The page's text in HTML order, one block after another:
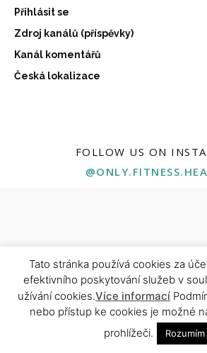
Přihlásit se
Zdroj kanálů (příspěvky)
Kanál komentářů
Česká lokalizace
FOLLOW US ON
ABOUT US
Naše stránka je tu pro všechny, kteří
zdraví, kondici a životní energii na
ověřené tréninkové plány, výživové tipy,
motivaci pro každý den. Ať už začínáš,
Tato stránka používá cookies za
efektivního poskytování služeb v
užívání cookies.Více informací
nebo přístup ke cookies je možné
prohlížeči.
Rozumím